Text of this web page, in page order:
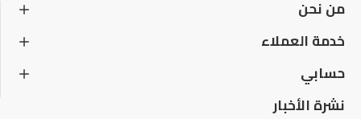
من نحن
خدمة العملاء
حسابي
نشرة الأخبار